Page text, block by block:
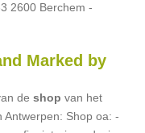
2600 Berchem -
Marked by
deshop van het
Antwerpen: Shop oa: -